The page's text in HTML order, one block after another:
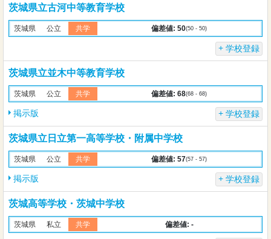
茨城県立古河中等教育学校
茨城県 公立 共学 偏差値: 50(50 - 50)
学校登録
茨城県立並木中等教育学校
茨城県 公立 共学 偏差値: 68(68 - 68)
掲示版 学校登録
茨城県立日立第一高等学校・附属中学校
茨城県 公立 共学 偏差値: 57(57 - 57)
掲示版 学校登録
茨城高等学校・茨城中学校
茨城県 私立 共学 偏差値: -